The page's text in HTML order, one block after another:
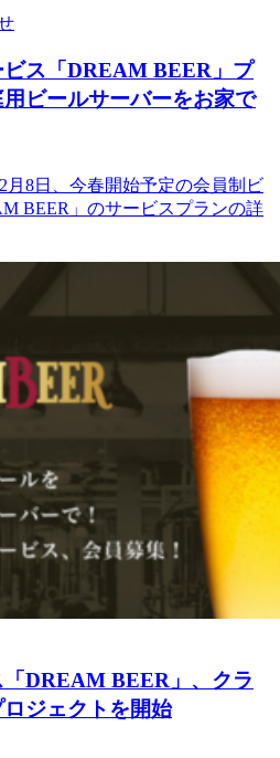
ス「DREAM BEER」プ
ビールサーバーをお家で
月8日、今春開始予定の会員制ビ
BEER」のサービスプランの詳
DREAM BEER」、クラ
ジェクトを開始